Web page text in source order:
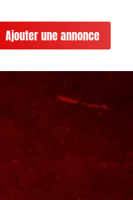
Ajouter une annonce